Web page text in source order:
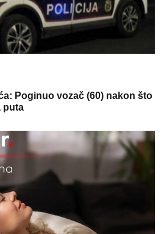
Poginuo vozač (60) nakon što
puta